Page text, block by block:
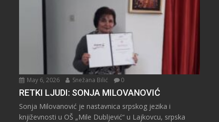
May 6, 2026 Snežana Bilić 0
RETKI LJUDI: SONJA MILOVANOVIĆ
Sonja Milovanović je nastavnica srpskog jezika i
književnosti u OŠ „Mile Dubljević“ u Lajkovcu, srpska